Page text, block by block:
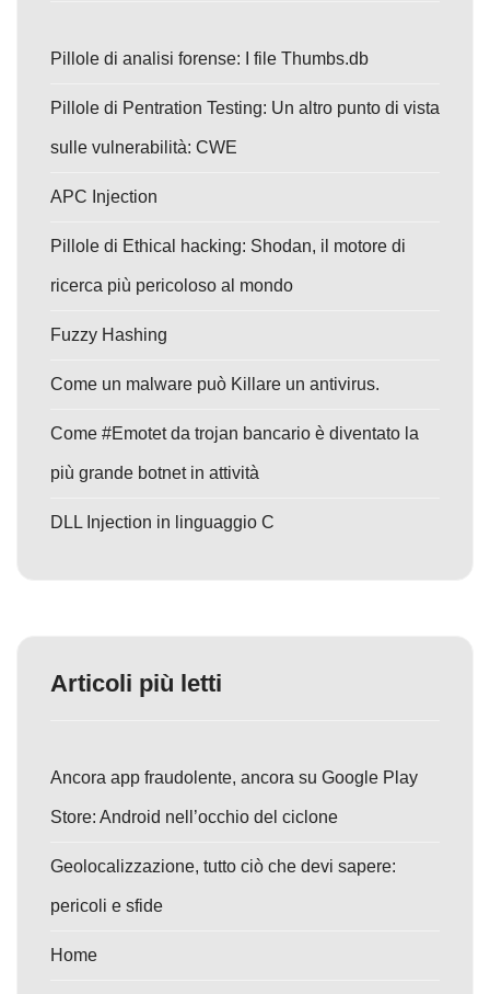
Pillole di analisi forense: I file Thumbs.db
Pillole di Pentration Testing: Un altro punto di vista
sulle vulnerabilità: CWE
APC Injection
Pillole di Ethical hacking: Shodan, il motore di
ricerca più pericoloso al mondo
Fuzzy Hashing
Come un malware può Killare un antivirus.
Come #Emotet da trojan bancario è diventato la
più grande botnet in attività
DLL Injection in linguaggio C
Articoli più letti
Ancora app fraudolente, ancora su Google Play
Store: Android nell’occhio del ciclone
Geolocalizzazione, tutto ciò che devi sapere:
pericoli e sfide
Home